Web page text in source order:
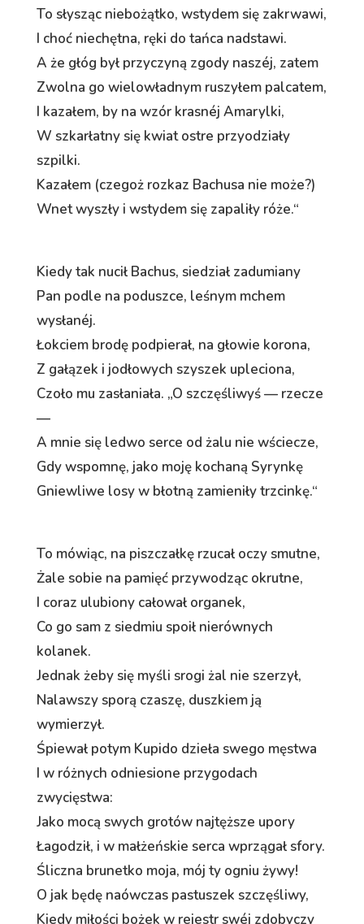
To słysząc niebożątko, wstydem się zakrwawi,
I choć niechętna, ręki do tańca nadstawi.
A że głóg był przyczyną zgody naszéj, zatem
Zwolna go wielowładnym ruszyłem palcatem,
I kazałem, by na wzór krasnéj Amarylki,
W szkarłatny się kwiat ostre przyodziały
szpilki.
Kazałem (czegoż rozkaz Bachusa nie może?)
Wnet wyszły i wstydem się zapaliły róże.“
Kiedy tak nucił Bachus, siedział zadumiany
Pan podle na poduszce, leśnym mchem
wysłanéj.
Łokciem brodę podpierał, na głowie korona,
Z gałązek i jodłowych szyszek upleciona,
Czoło mu zasłaniała. „O szczęśliwyś — rzecze
—
A mnie się ledwo serce od żalu nie wściecze,
Gdy wspomnę, jako moję kochaną Syrynkę
Gniewliwe losy w błotną zamieniły trzcinkę.“
To mówiąc, na piszczałkę rzucał oczy smutne,
Żale sobie na pamięć przywodząc okrutne,
I coraz ulubiony całował organek,
Co go sam z siedmiu spoił nierównych
kolanek.
Jednak żeby się myśli srogi żal nie szerzył,
Nalawszy sporą czaszę, duszkiem ją
wymierzył.
Śpiewał potym Kupido dzieła swego męstwa
I w różnych odniesione przygodach
zwycięstwa:
Jako mocą swych grotów najtęższe upory
Łagodził, i w małżeńskie serca wprzągał sfory.
Śliczna brunetko moja, mój ty ogniu żywy!
O jak będę naówczas pastuszek szczęśliwy,
Kiedy miłości bożek w rejestr swéj zdobyczy